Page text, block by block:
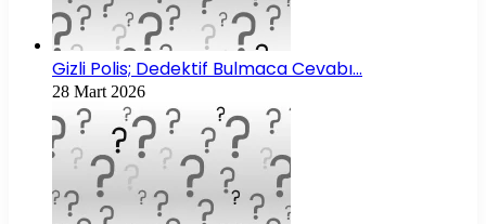
Gizli Polis; Dedektif Bulmaca Cevabı…
28 Mart 2026